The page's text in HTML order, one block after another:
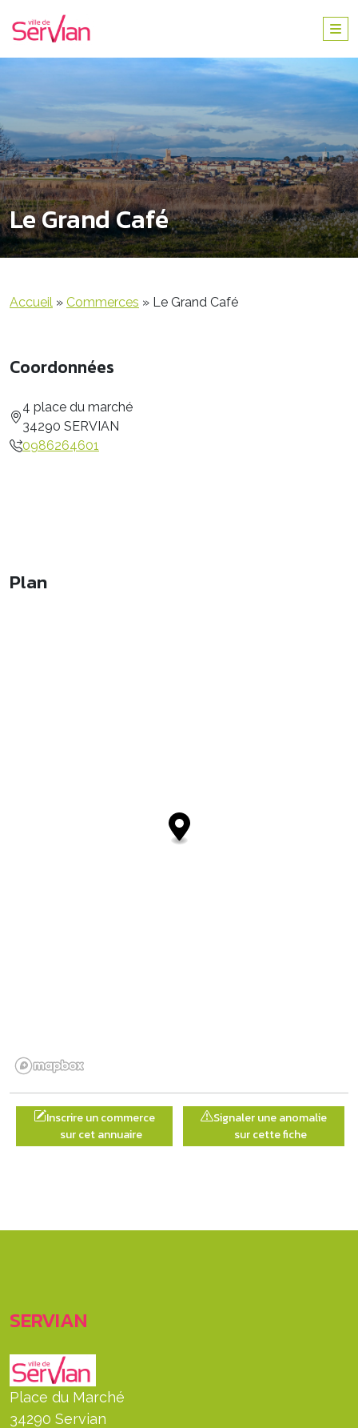
Le Grand Café
Accueil » Commerces » Le Grand Café
Coordonnées
4 place du marché
34290 SERVIAN
0986264601
Plan
Inscrire un commerce
sur cet annuaire
Signaler une anomalie
sur cette fiche
SERVIAN
Place du Marché
34290 Servian